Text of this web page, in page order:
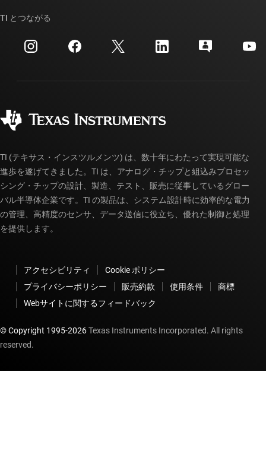
イベント
投資家向け情報
クロスリファレンス検索
カスタマー・サポート・センター
myTI アカウントの FAQ
ご注文に関する FAQ
TI とつながる
TI (テキサス・インスツルメンツ) は、数十年にわたって実現可能な
進歩を遂げてきました。TI は、アナログ・チップと組込みプロセッ
シング・チップの設計、製造、テスト、販売に従事しているグロー
バル半導体企業です。TI の製品は、システム設計時に効率的な電力
の管理、高精度のセンサ、データ送信に役立ち、優れた制御と処理
を提供します。
アクセシビリティ
Cookie ポリシー
プライバシーポリシー
販売約款 使用条件
商標
Webサイトに関するフィードバック
© Copyright 1995-2026Texas Instruments Incorporated. All rights
reserved.